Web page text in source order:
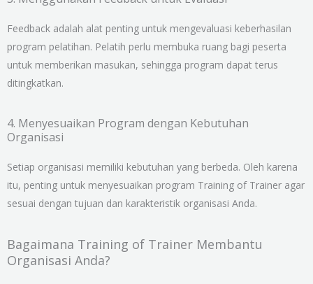
Feedback adalah alat penting untuk mengevaluasi keberhasilan
program pelatihan. Pelatih perlu membuka ruang bagi peserta
untuk memberikan masukan, sehingga program dapat terus
ditingkatkan.
4. Menyesuaikan Program dengan Kebutuhan
Organisasi
Setiap organisasi memiliki kebutuhan yang berbeda. Oleh karena
itu, penting untuk menyesuaikan program Training of Trainer agar
sesuai dengan tujuan dan karakteristik organisasi Anda.
Bagaimana Training of Trainer Membantu
Organisasi Anda?